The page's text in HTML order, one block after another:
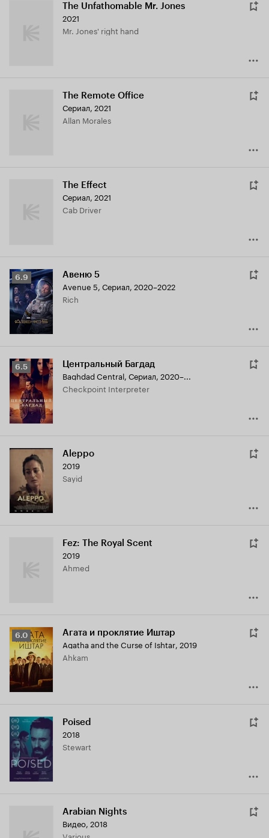
The Unfathomable Mr. Jones
2021
Mr. Jones' right hand
The Remote Office
Сериал, 2021
Allan Morales
The Effect
Сериал, 2021
Cab Driver
Рейтинг
Кинопоиска
6.9
6.9 Авеню 5
Avenue 5, Сериал, 2020–2022
Rich
Рейтинг
Кинопоиска
6.5
6.5 Центральный Багдад
Baghdad Central, Сериал, 2020–...
Checkpoint Interpreter
Aleppo
2019
Sayid
Fez: The Royal Scent
2019
Ahmed
Рейтинг
Кинопоиска
6.0
6.0 Агата и проклятие Иштар
Agatha and the Curse of Ishtar, 2019
Ahkam
Poised
2018
Stewart
Arabian Nights
Видео, 2018